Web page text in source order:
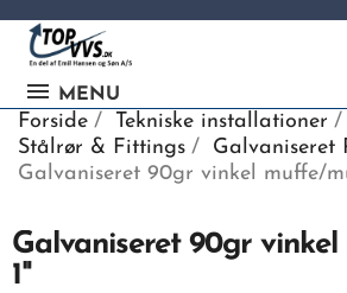
MENU
Forside Tekniske installationer
Stålrør & Fittings
Galvaniseret
Galvaniseret 90gr vinkel muffe/
Galvaniseret 90gr
1"